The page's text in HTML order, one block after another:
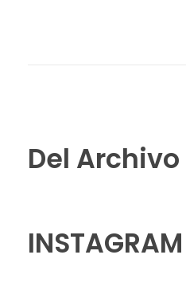
Del Archivo
INSTAGRAM